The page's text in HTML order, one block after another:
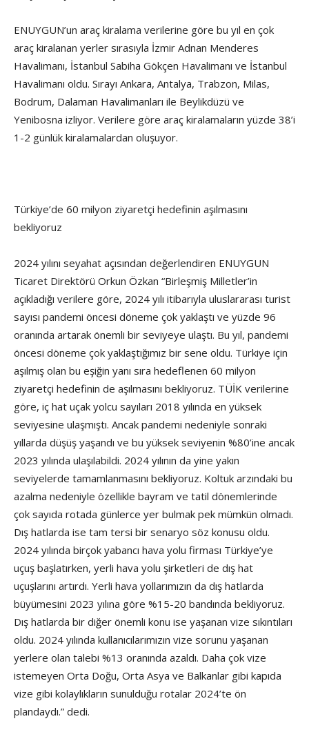
ENUYGUN’un araç kiralama verilerine göre bu yıl en çok
araç kiralanan yerler sırasıyla İzmir Adnan Menderes
Havalimanı, İstanbul Sabiha Gökçen Havalimanı ve İstanbul
Havalimanı oldu. Sırayı Ankara, Antalya, Trabzon, Milas,
Bodrum, Dalaman Havalimanları ile Beylikdüzü ve
Yenibosna izliyor. Verilere göre araç kiralamaların yüzde 38’i
1-2 günlük kiralamalardan oluşuyor.
Türkiye’de 60 milyon ziyaretçi hedefinin aşılmasını
bekliyoruz
2024 yılını seyahat açısından değerlendiren ENUYGUN
Ticaret Direktörü Orkun Özkan “Birleşmiş Milletler’in
açıkladığı verilere göre, 2024 yılı itibarıyla uluslararası turist
sayısı pandemi öncesi döneme çok yaklaştı ve yüzde 96
oranında artarak önemli bir seviyeye ulaştı. Bu yıl, pandemi
öncesi döneme çok yaklaştığımız bir sene oldu. Türkiye için
aşılmış olan bu eşiğin yanı sıra hedeflenen 60 milyon
ziyaretçi hedefinin de aşılmasını bekliyoruz. TÜİK verilerine
göre, iç hat uçak yolcu sayıları 2018 yılında en yüksek
seviyesine ulaşmıştı. Ancak pandemi nedeniyle sonraki
yıllarda düşüş yaşandı ve bu yüksek seviyenin %80’ine ancak
2023 yılında ulaşılabildi. 2024 yılının da yine yakın
seviyelerde tamamlanmasını bekliyoruz. Koltuk arzındaki bu
azalma nedeniyle özellikle bayram ve tatil dönemlerinde
çok sayıda rotada günlerce yer bulmak pek mümkün olmadı.
Dış hatlarda ise tam tersi bir senaryo söz konusu oldu.
2024 yılında birçok yabancı hava yolu firması Türkiye’ye
uçuş başlatırken, yerli hava yolu şirketleri de dış hat
uçuşlarını artırdı. Yerli hava yollarımızın da dış hatlarda
büyümesini 2023 yılına göre %15-20 bandında bekliyoruz.
Dış hatlarda bir diğer önemli konu ise yaşanan vize sıkıntıları
oldu. 2024 yılında kullanıcılarımızın vize sorunu yaşanan
yerlere olan talebi %13 oranında azaldı. Daha çok vize
istemeyen Orta Doğu, Orta Asya ve Balkanlar gibi kapıda
vize gibi kolaylıkların sunulduğu rotalar 2024’te ön
plandaydı.” dedi.